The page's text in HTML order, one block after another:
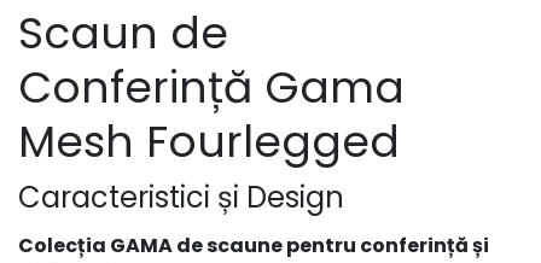
Scaun de
Conferință Gama
Mesh Fourlegged
Caracteristici și Design
Colecția GAMA de scaune pentru conferință și